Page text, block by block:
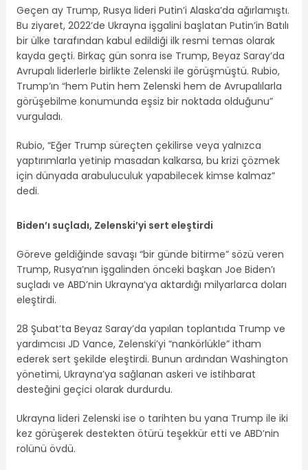
Geçen ay Trump, Rusya lideri Putin’i Alaska’da ağırlamıştı.
Bu ziyaret, 2022’de Ukrayna işgalini başlatan Putin’in Batılı
bir ülke tarafından kabul edildiği ilk resmi temas olarak
kayda geçti. Birkaç gün sonra ise Trump, Beyaz Saray’da
Avrupalı liderlerle birlikte Zelenski ile görüşmüştü. Rubio,
Trump’ın “hem Putin hem Zelenski hem de Avrupalılarla
görüşebilme konumunda eşsiz bir noktada olduğunu”
vurguladı.
Rubio, “Eğer Trump süreçten çekilirse veya yalnızca
yaptırımlarla yetinip masadan kalkarsa, bu krizi çözmek
için dünyada arabuluculuk yapabilecek kimse kalmaz”
dedi.
Biden’ı suçladı, Zelenski’yi sert eleştirdi
Göreve geldiğinde savaşı “bir günde bitirme” sözü veren
Trump, Rusya’nın işgalinden önceki başkan Joe Biden’ı
suçladı ve ABD’nin Ukrayna’ya aktardığı milyarlarca doları
eleştirdi.
28 Şubat’ta Beyaz Saray’da yapılan toplantıda Trump ve
yardımcısı JD Vance, Zelenski’yi “nankörlükle” itham
ederek sert şekilde eleştirdi. Bunun ardından Washington
yönetimi, Ukrayna’ya sağlanan askeri ve istihbarat
desteğini geçici olarak durdurdu.
Ukrayna lideri Zelenski ise o tarihten bu yana Trump ile iki
kez görüşerek destekten ötürü teşekkür etti ve ABD’nin
rolünü övdü.